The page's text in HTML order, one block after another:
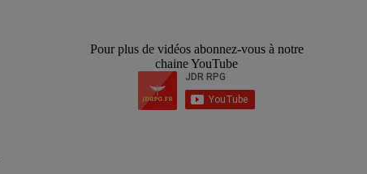
Pour plus de vidéos abonnez-vous à notre
chaine YouTube